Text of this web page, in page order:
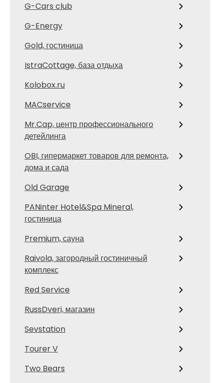
G-Cars club
G-Energy
Gold, гостиница
IstraCottage, база отдыха
Kolobox.ru
MACservice
Mr.Cap, центр профессионального
детейлинга
OBI, гипермаркет товаров для ремонта,
дома и сада
Old Garage
PANinter Hotel&Spa Mineral,
гостиница
Premium, сауна
Raivola, загородный гостиничный
комплекс
Red Service
RussDveri, магазин
Sevstation
Tourer V
Two Bears